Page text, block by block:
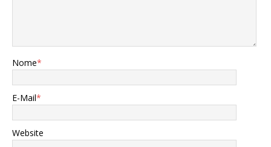
Nome*
E-Mail*
Website